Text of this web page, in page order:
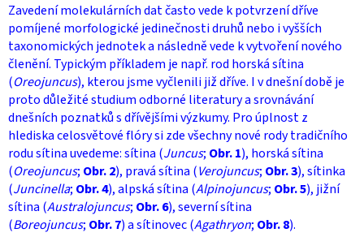
Zavedení molekulárních dat často vede k potvrzení dříve
pomíjené morfologické jedinečnosti druhů nebo i vyšších
taxonomických jednotek a následně vede k vytvoření nového
členění. Typickým příkladem je např. rod horská sítina
(Oreojuncus), kterou jsme vyčlenili již dříve. I v dnešní době je
proto důležité studium odborné literatury a srovnávání
dnešních poznatků s dřívějšími výzkumy. Pro úplnost z
hlediska celosvětové flóry si zde všechny nové rody tradičního
rodu sítina uvedeme: sítina (Juncus; Obr. 1), horská sítina
(Oreojuncus; Obr. 2), pravá sítina (Verojuncus; Obr. 3), sítinka
(Juncinella; Obr. 4), alpská sítina (Alpinojuncus; Obr. 5), jižní
sítina (Australojuncus; Obr. 6), severní sítina
(Boreojuncus; Obr. 7) a sítinovec (Agathryon; Obr. 8).